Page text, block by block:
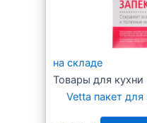
на складе
Товары для кухни
Vetta пакет